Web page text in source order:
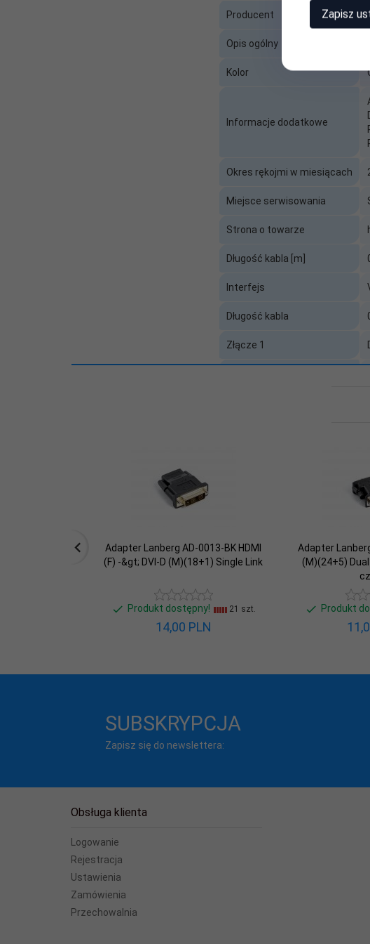
Producent
Opis ogólny
Kolor
Informacje dodatkowe
Okres rękojmi w miesiącach
Miejsce serwisowania
Strona o towarze
Długość kabla [m]
Interfejs
Długość kabla
Złącze 1
http://www.delock.de/
D-Sub 15-pin (żeńskie) D-Sub 15-pin
Adapter Lanberg AD-0013-BK HDMI
(F) -&gt; DVI-D (M)(18+1) Single Link
Produkt dostępny! 21 szt.
14,00 PLN
Adapter
(M)(24+5) Dual
Produkt
11,
SUBSKRYPCJA
Zapisz się do newslettera:
Obsługa klienta
Logowanie
Rejestracja
Ustawienia
Zamówienia
Przechowalnia
Zapisz